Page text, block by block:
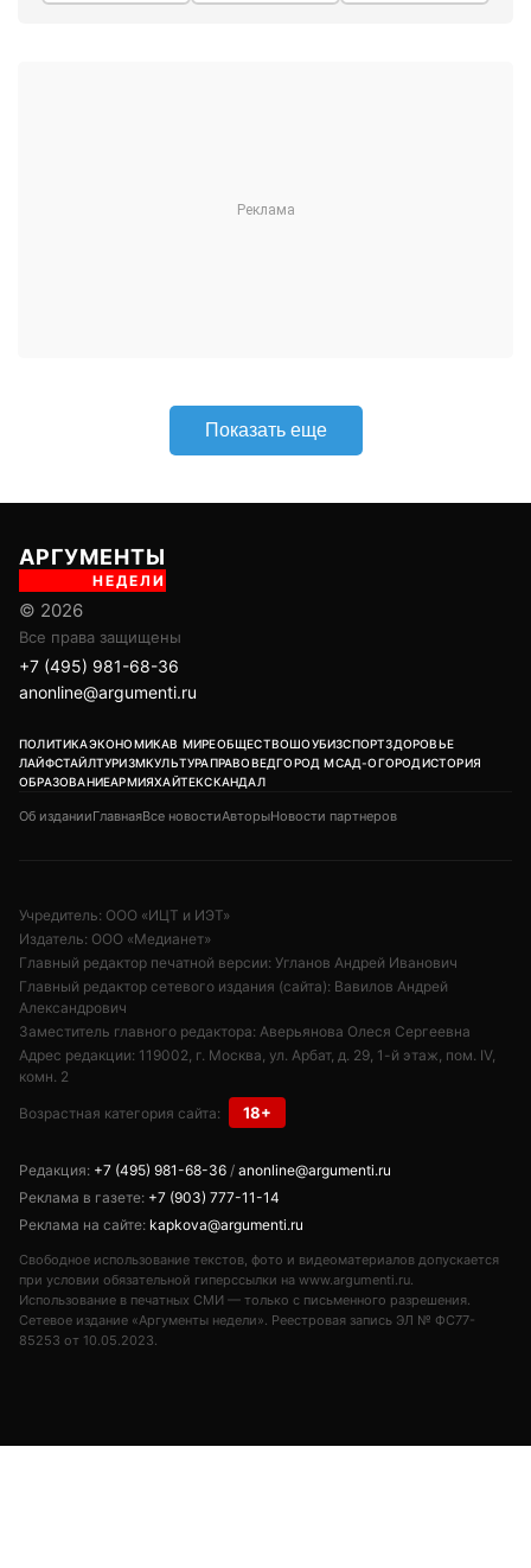
В МИРЕОБЩЕСТВО ШОУБИЗ
ГОРОД М
Учредитель: ООО «ИЦТ и ИЭТ»
Издатель: ООО «Медианет»
Главный редактор печатной версии: Угланов Андрей Иванович
Главный редактор сетевого издания (сайта): Вавилов Андрей
Александрович
комн. 2
Возрастная категория сайта: 18+
Свободное использование текстов, фото и видеоматериалов допускается
при условии обязательной гиперссылки на www.argumenti.ru.
Использование в печатных СМИ — только с письменного разрешения.
Сетевое издание «Аргументы недели». Реестровая запись ЭЛ № ФС77-
85253 от 10.05.2023.